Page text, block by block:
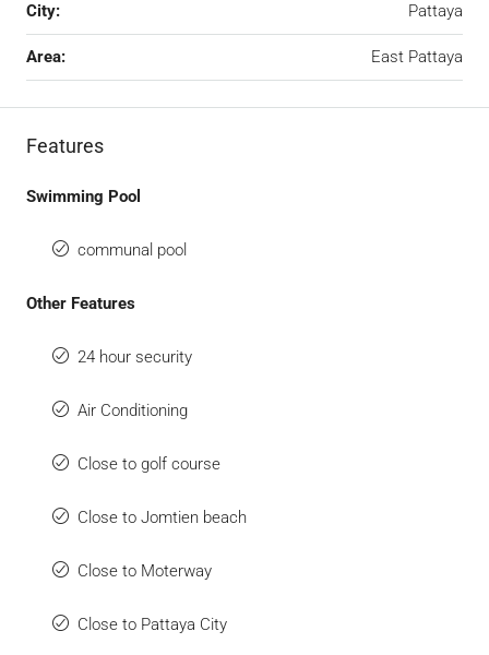
City: Pattaya
Area: East Pattaya
Features
Swimming Pool
communal pool
Other Features
24 hour security
Air Conditioning
Close to golf course
Close to Jomtien beach
Close to Moterway
Close to Pattaya City